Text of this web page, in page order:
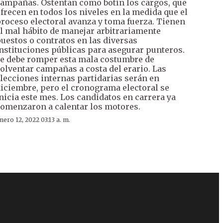
Ostentan como botín los cargos, que
en todos los niveles en la medida que el
electoral avanza y toma fuerza. Tienen
mal hábito de manejar arbitrariamente
o contratos en las diversas
públicas para asegurar punteros.
debe romper esta mala costumbre de
campañas a costa del erario. Las
internas partidarias serán en
pero el cronograma electoral se
este mes. Los candidatos en carrera ya
a calentar los motores.
12, 2022 03:13 a. m.